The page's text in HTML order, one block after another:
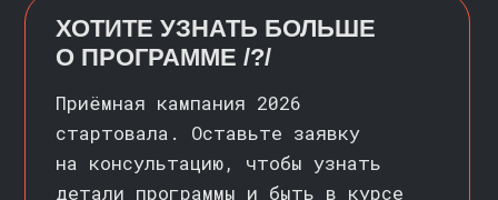
ПРИСОЕДИНЯЙТЕСЬ
К НАШЕМУТЕЛЕГРАМ-
КАНАЛУ
Здесь вы найдете новости, полезные
материалы и кейсы из мира
аналитики. Подписывайтесь и будьте
в курсе актуальной информации!